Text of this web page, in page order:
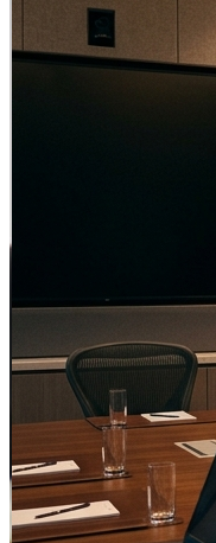
•DIGITAL
•CYBER
• BUSINESS AI
•MULTIMEDIA
Come scrivere un
La struttura, gli errori da
primi 30 secondi di
LEGGI L'ARTICOLO